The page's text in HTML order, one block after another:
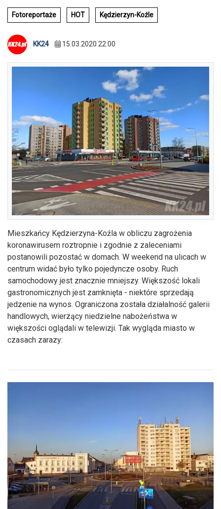
Fotoreportaże HOT Kędzierzyn-Koźle
KK24 15.03.2020 22:00
Mieszkańcy Kędzierzyna-Koźla w obliczu zagrożenia
koronawirusem roztropnie i zgodnie z zaleceniami
postanowili pozostać w domach. W weekend na ulicach w
centrum widać było tylko pojedyncze osoby. Ruch
samochodowy jest znacznie mniejszy. Większość lokali
gastronomicznych jest zamknięta - niektóre sprzedają
jedzenie na wynos. Ograniczona została działalność galerii
handlowych, wierzący niedzielne nabożeństwa w
większości oglądali w telewizji. Tak wygląda miasto w
czasach zarazy: